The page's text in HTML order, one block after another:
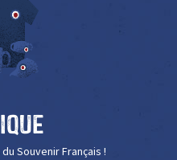
Souvenir Français !